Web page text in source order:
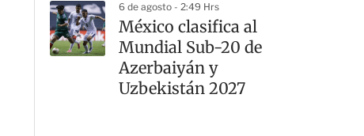
6 de agosto - 2:49 Hrs
México clasifica al
Mundial Sub-20 de
Azerbaiyán y
Uzbekistán 2027